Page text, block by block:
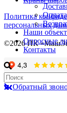
Политика
персональных
©2026 ПК
Оплата
Наши
Опросные
Контакты
Обратный